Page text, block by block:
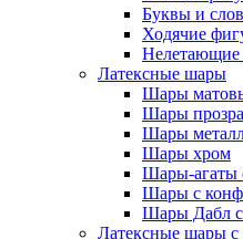
Буквы и
Ходячие
Латексные шары
Шары
Шары
Шары
Шары хром
Шары-агаты
Шары с
Шары Дабл
Латексные шары с